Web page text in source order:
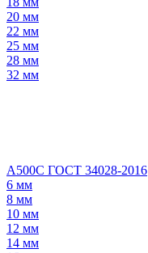
20 мм
22 мм
25 мм
28 мм
32 мм
А500С ГОСТ 34028-2016
6 мм
8 мм
10 мм
12 мм
14 мм